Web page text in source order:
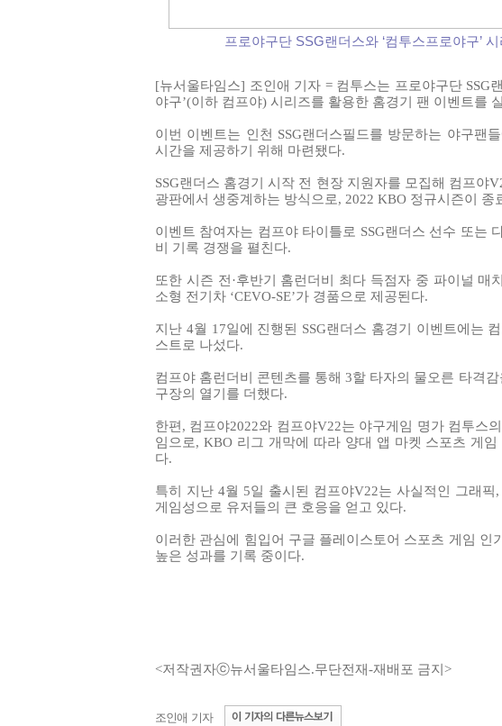
프로야구단 SSG랜더스와 ‘컴투스프로야구’
[뉴서울타임스] 조인애 기자 = 컴투스는 프로야구단 SSG
야구’(이하 컴프야) 시리즈를 활용한 홈경기 팬 이벤트를
이번 이벤트는 인천 SSG랜더스필드를 방문하는 야구팬
시간을 제공하기 위해 마련됐다.
SSG랜더스 홈경기 시작 전 현장 지원자를 모집해 컴프야
광판에서 생중계하는 방식으로, 2022 KBO 정규시즌이
이벤트 참여자는 컴프야 타이틀로 SSG랜더스 선수 또는
비 기록 경쟁을 펼친다.
또한 시즌 전·후반기 홈런더비 최다 득점자 중 파이널 매
소형 전기차 ‘CEVO-SE’가 경품으로 제공된다.
지난 4월 17일에 진행된 SSG랜더스 홈경기 이벤트에는
스트로 나섰다.
컴프야 홈런더비 콘텐츠를 통해 3할 타자의 물오른 타격
구장의 열기를 더했다.
한편, 컴프야2022와 컴프야V22는 야구게임 명가 컴투스
임으로, KBO 리그 개막에 따라 양대 앱 마켓 스포츠 게
다.
특히 지난 4월 5일 출시된 컴프야V22는 사실적인 그래
게임성으로 유저들의 큰 호응을 얻고 있다.
이러한 관심에 힘입어 구글 플레이스토어 스포츠 게임 인
높은 성과를 기록 중이다.
<저작권자ⓒ뉴서울타임스.무단전재-재배포 금지>
조인애 기자